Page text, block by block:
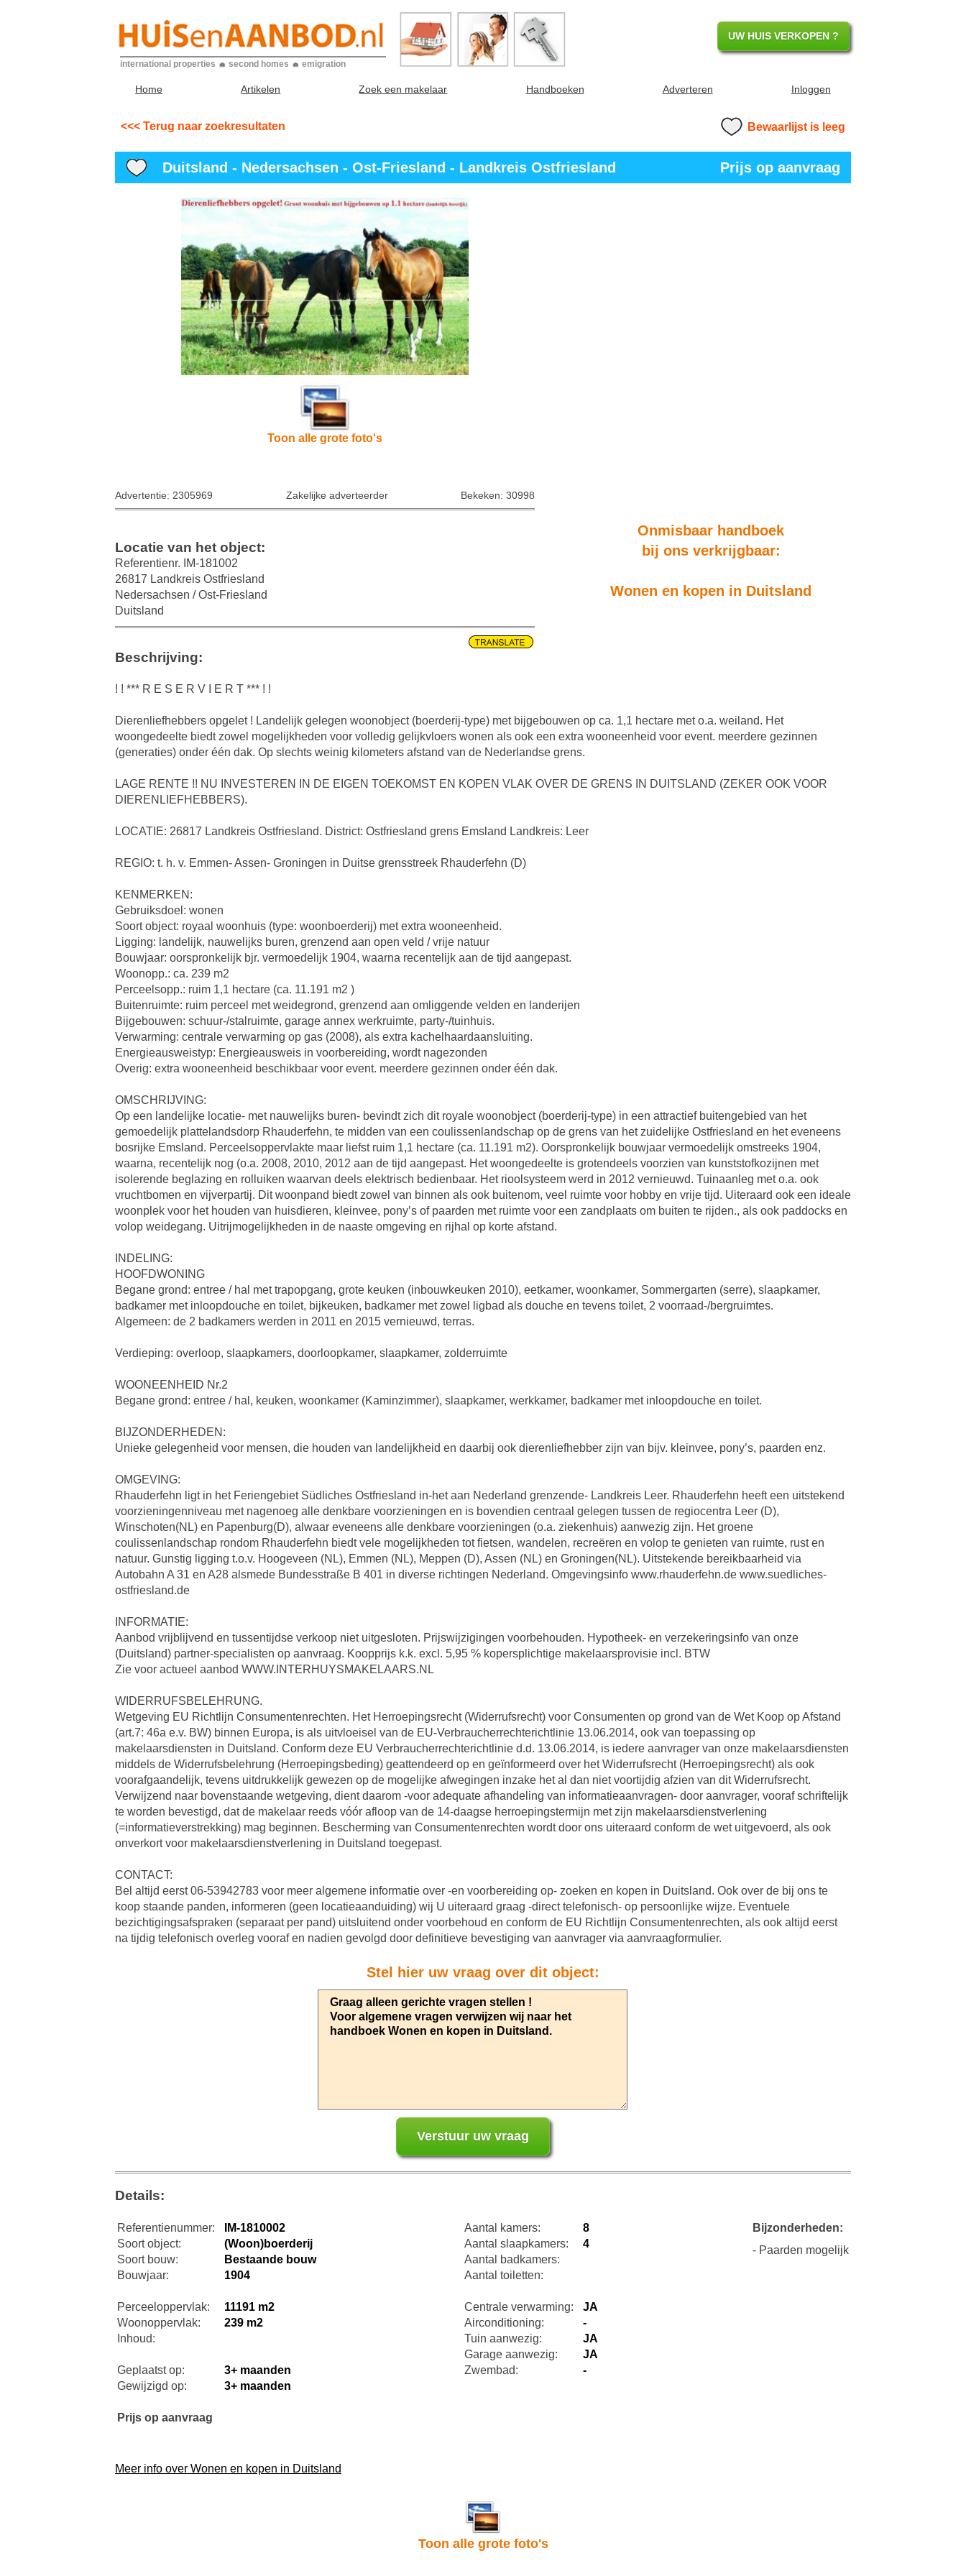
international properties second homes emigration
UW HUIS VERKOPEN ?
Home Artikelen Zoek een makelaar Handboeken Adverteren Inloggen
<<< Terug naar zoekresultaten Bewaarlijst is leeg
Duitsland - Nedersachsen - Ost-Friesland - Landkreis Ostfriesland Prijs op aanvraag
Toon alle grote foto's
Advertentie: 2305969 Zakelijke adverteerder Bekeken: 30998
Onmisbaar handboek
bij ons verkrijgbaar:
Wonen en kopen in Duitsland
Locatie van het object:
Referentienr. IM-181002
26817 Landkreis Ostfriesland
Nedersachsen / Ost-Friesland
Duitsland
Beschrijving:
! ! *** R E S E R V I E R T *** ! !
Dierenliefhebbers opgelet ! Landelijk gelegen woonobject (boerderij-type) met bijgebouwen op ca. 1,1 hectare met o.a. weiland. Het
woongedeelte biedt zowel mogelijkheden voor volledig gelijkvloers wonen als ook een extra wooneenheid voor event. meerdere gezinnen
(generaties) onder één dak. Op slechts weinig kilometers afstand van de Nederlandse grens.
LAGE RENTE !! NU INVESTEREN IN DE EIGEN TOEKOMST EN KOPEN VLAK OVER DE GRENS IN DUITSLAND (ZEKER OOK VOOR
DIERENLIEFHEBBERS).
LOCATIE: 26817 Landkreis Ostfriesland. District: Ostfriesland grens Emsland Landkreis: Leer
REGIO: t. h. v. Emmen- Assen- Groningen in Duitse grensstreek Rhauderfehn (D)
KENMERKEN:
Gebruiksdoel: wonen
Soort object: royaal woonhuis (type: woonboerderij) met extra wooneenheid.
Ligging: landelijk, nauwelijks buren, grenzend aan open veld / vrije natuur
Bouwjaar: oorspronkelijk bjr. vermoedelijk 1904, waarna recentelijk aan de tijd aangepast.
Woonopp.: ca. 239 m2
Perceelsopp.: ruim 1,1 hectare (ca. 11.191 m2 )
Buitenruimte: ruim perceel met weidegrond, grenzend aan omliggende velden en landerijen
Bijgebouwen: schuur-/stalruimte, garage annex werkruimte, party-/tuinhuis.
Verwarming: centrale verwarming op gas (2008), als extra kachelhaardaansluiting.
Energieausweistyp: Energieausweis in voorbereiding, wordt nagezonden
Overig: extra wooneenheid beschikbaar voor event. meerdere gezinnen onder één dak.
OMSCHRIJVING:
Op een landelijke locatie- met nauwelijks buren- bevindt zich dit royale woonobject (boerderij-type) in een attractief buitengebied van het
gemoedelijk plattelandsdorp Rhauderfehn, te midden van een coulissenlandschap op de grens van het zuidelijke Ostfriesland en het eveneens
bosrijke Emsland. Perceelsoppervlakte maar liefst ruim 1,1 hectare (ca. 11.191 m2). Oorspronkelijk bouwjaar vermoedelijk omstreeks 1904,
waarna, recentelijk nog (o.a. 2008, 2010, 2012 aan de tijd aangepast. Het woongedeelte is grotendeels voorzien van kunststofkozijnen met
isolerende beglazing en rolluiken waarvan deels elektrisch bedienbaar. Het rioolsysteem werd in 2012 vernieuwd. Tuinaanleg met o.a. ook
vruchtbomen en vijverpartij. Dit woonpand biedt zowel van binnen als ook buitenom, veel ruimte voor hobby en vrije tijd. Uiteraard ook een ideale
woonplek voor het houden van huisdieren, kleinvee, pony’s of paarden met ruimte voor een zandplaats om buiten te rijden., als ook paddocks en
volop weidegang. Uitrijmogelijkheden in de naaste omgeving en rijhal op korte afstand.
INDELING:
HOOFDWONING
Begane grond: entree / hal met trapopgang, grote keuken (inbouwkeuken 2010), eetkamer, woonkamer, Sommergarten (serre), slaapkamer,
badkamer met inloopdouche en toilet, bijkeuken, badkamer met zowel ligbad als douche en tevens toilet, 2 voorraad-/bergruimtes.
Algemeen: de 2 badkamers werden in 2011 en 2015 vernieuwd, terras.
Verdieping: overloop, slaapkamers, doorloopkamer, slaapkamer, zolderruimte
WOONEENHEID Nr.2
Begane grond: entree / hal, keuken, woonkamer (Kaminzimmer), slaapkamer, werkkamer, badkamer met inloopdouche en toilet.
BIJZONDERHEDEN:
Unieke gelegenheid voor mensen, die houden van landelijkheid en daarbij ook dierenliefhebber zijn van bijv. kleinvee, pony’s, paarden enz.
OMGEVING:
Rhauderfehn ligt in het Feriengebiet Südliches Ostfriesland in-het aan Nederland grenzende- Landkreis Leer. Rhauderfehn heeft een uitstekend
voorzieningenniveau met nagenoeg alle denkbare voorzieningen en is bovendien centraal gelegen tussen de regiocentra Leer (D),
Winschoten(NL) en Papenburg(D), alwaar eveneens alle denkbare voorzieningen (o.a. ziekenhuis) aanwezig zijn. Het groene
coulissenlandschap rondom Rhauderfehn biedt vele mogelijkheden tot fietsen, wandelen, recreëren en volop te genieten van ruimte, rust en
natuur. Gunstig ligging t.o.v. Hoogeveen (NL), Emmen (NL), Meppen (D), Assen (NL) en Groningen(NL). Uitstekende bereikbaarheid via
Autobahn A 31 en A28 alsmede Bundesstraße B 401 in diverse richtingen Nederland. Omgevingsinfo www.rhauderfehn.de www.suedliches-
ostfriesland.de
INFORMATIE:
Aanbod vrijblijvend en tussentijdse verkoop niet uitgesloten. Prijswijzigingen voorbehouden. Hypotheek- en verzekeringsinfo van onze
(Duitsland) partner-specialisten op aanvraag. Koopprijs k.k. excl. 5,95 % kopersplichtige makelaarsprovisie incl. BTW
Zie voor actueel aanbod WWW.INTERHUYSMAKELAARS.NL
WIDERRUFSBELEHRUNG.
Wetgeving EU Richtlijn Consumentenrechten. Het Herroepingsrecht (Widerrufsrecht) voor Consumenten op grond van de Wet Koop op Afstand
(art.7: 46a e.v. BW) binnen Europa, is als uitvloeisel van de EU-Verbraucherrechterichtlinie 13.06.2014, ook van toepassing op
makelaarsdiensten in Duitsland. Conform deze EU Verbraucherrechterichtlinie d.d. 13.06.2014, is iedere aanvrager van onze makelaarsdiensten
middels de Widerrufsbelehrung (Herroepingsbeding) geattendeerd op en geïnformeerd over het Widerrufsrecht (Herroepingsrecht) als ook
voorafgaandelijk, tevens uitdrukkelijk gewezen op de mogelijke afwegingen inzake het al dan niet voortijdig afzien van dit Widerrufsrecht.
Verwijzend naar bovenstaande wetgeving, dient daarom -voor adequate afhandeling van informatieaanvragen- door aanvrager, vooraf schriftelijk
te worden bevestigd, dat de makelaar reeds vóór afloop van de 14-daagse herroepingstermijn met zijn makelaarsdienstverlening
(=informatieverstrekking) mag beginnen. Bescherming van Consumentenrechten wordt door ons uiteraard conform de wet uitgevoerd, als ook
onverkort voor makelaarsdienstverlening in Duitsland toegepast.
CONTACT:
Bel altijd eerst 06-53942783 voor meer algemene informatie over -en voorbereiding op- zoeken en kopen in Duitsland. Ook over de bij ons te
koop staande panden, informeren (geen locatieaanduiding) wij U uiteraard graag -direct telefonisch- op persoonlijke wijze. Eventuele
bezichtigingsafspraken (separaat per pand) uitsluitend onder voorbehoud en conform de EU Richtlijn Consumentenrechten, als ook altijd eerst
na tijdig telefonisch overleg vooraf en nadien gevolgd door definitieve bevestiging van aanvrager via aanvraagformulier.
Stel hier uw vraag over dit object:
Details:
Referentienummer:
IM-1810002
Soort object:
(Woon)boerderij
Soort bouw:
Bestaande bouw
Bouwjaar:
1904
Perceeloppervlak:
11191 m2
Woonoppervlak:
239 m2
Inhoud:
Geplaatst op:
3+ maanden
Gewijzigd op:
3+ maanden
Prijs op aanvraag
Aantal kamers:
8
Aantal slaapkamers:
4
Aantal badkamers:
Aantal toiletten:
Centrale verwarming:
JA
Airconditioning:
-
Tuin aanwezig:
JA
Garage aanwezig:
JA
Zwembad:
-
Bijzonderheden:
- Paarden mogelijk
Meer info over Wonen en kopen in Duitsland
Toon alle grote foto's